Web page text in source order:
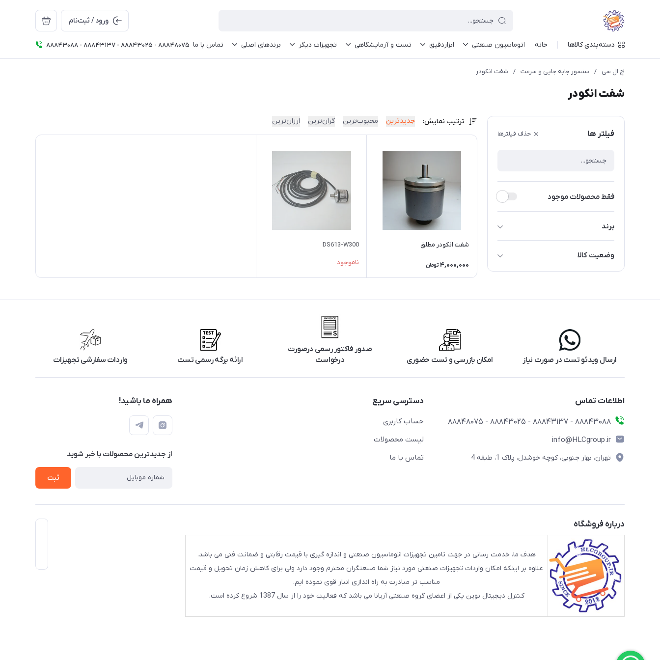
ورود / ثبت‌نام
دسته‌بندی کالاها خانه اتوماسیون صنعتی ابزاردقیق تست و آزمایشگاهی تجهیزات دیگر برندهای اصلی تماس با ما 88843088 - 88843137 - 88843025 - 88848075
اچ ال سی / سنسور جابه جایی و سرعت / شفت انکودر
شفت انکودر
فیلتر ها حذف فیلترها
فقط محصولات موجود
برند
Leine&Linde
وضعیت کالا
استفاده نشده
ترتیب نمایش: جدیدترین محبوب‌ترین گران‌ترین ارزان‌ترین
شفت انکودر مطلق
4,000,000 تومان
DS613-W300
ناموجود
ارسال ویدئو تست در صورت نیاز امکان بازرسی و تست حضوری
صدور فاکتور رسمی درصورت
درخواست
ارائه برگه رسمی تست واردات سفارشی تجهیزات
اطلاعات تماس
88843088 - 88843137 - 88843025 - 88848075
info@HLCgroup.ir
تهران، بهار جنوبی، کوچه خوشدل، پلاک 1، طبقه 4
دسترسی سریع
حساب کاربری
لیست محصولات
تماس با ما
همراه ما باشید!
از جدید‌ترین محصولات با‌ خبر شوید
ثبت
درباره فروشگاه
هدف ما، خدمت رسانی در جهت تامین تجهیزات اتوماسیون صنعتی و اندازه گیری با قیمت رقابتی و ضمانت فنی می باشد.
علاوه بر اینکه امکان واردات تجهیزات صنعتی مورد نیاز شما صنعتگران محترم وجود دارد ولی برای کاهش زمان تحویل و قیمت
مناسب تر مبادرت به راه اندازی انبار قوی نموده ایم.
کنترل دیجیتال نوین یکی از اعضای گروه صنعتی آریانا می باشد که فعالیت خود را از سال 1387 شروع کرده است.